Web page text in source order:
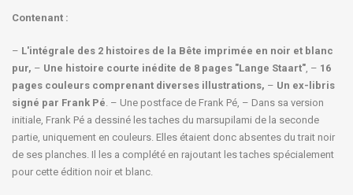
Contenant :
– L'intégrale des 2 histoires de la Bête imprimée en noir et blanc
pur, – Une histoire courte inédite de 8 pages "Lange Staart", – 16
pages couleurs comprenant diverses illustrations, – Un ex-libris
signé par Frank Pé. – Une postface de Frank Pé, – Dans sa version
initiale, Frank Pé a dessiné les taches du marsupilami de la seconde
partie, uniquement en couleurs. Elles étaient donc absentes du trait noir
de ses planches. Il les a complété en rajoutant les taches spécialement
pour cette édition noir et blanc.